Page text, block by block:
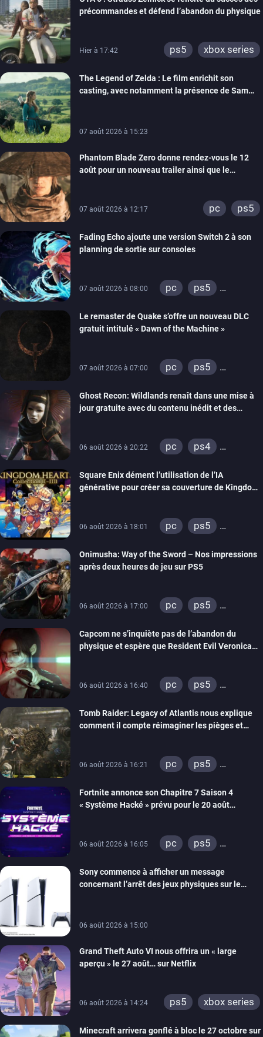
précommandes et défend l’abandon du physique
Hier à 17:42 ps5 xbox series
The Legend of Zelda : Le film enrichit son
casting, avec notamment la présence de Sam
07 août 2026 à 15:23
Phantom Blade Zero donne rendez-vous le 12
août pour un nouveau trailer ainsi que le
07 août 2026 à 12:17 pc ps5
Fading Echo ajoute une version Switch 2 à son
planning de sortie sur consoles
07 août 2026 à 08:00 pc
ps5
Le remaster de Quake s’offre un nouveau DLC
gratuit intitulé « Dawn of the Machine »
07 août 2026 à 07:00 pc
ps5
switch
ps4
xbox one
Ghost Recon: Wildlands renaît dans une mise à
jour gratuite avec du contenu inédit et des
06 août 2026 à 20:22 pc
ps4
Square Enix dément l’utilisation de l’IA
générative pour créer sa couverture de Kingdom
06 août 2026 à 18:01 pc
ps5
switch 2
Onimusha: Way of the Sword – Nos impressions
après deux heures de jeu sur PS5
06 août 2026 à 17:00 pc
ps5
switch 2
Capcom ne s’inquiète pas de l’abandon du
physique et espère que Resident Evil Veronica
06 août 2026 à 16:40 pc
ps5
switch 2
Tomb Raider: Legacy of Atlantis nous explique
comment il compte réimaginer les pièges et
06 août 2026 à 16:21 pc
ps5
switch 2
Fortnite annonce son Chapitre 7 Saison 4
« Système Hacké » prévu pour le 20 août
06 août 2026 à 16:05 pc
ps5
switch
ios
android
ps4
Sony commence à afficher un message
concernant l’arrêt des jeux physiques sur le
06 août 2026 à 15:00
Grand Theft Auto VI nous offrira un « large
aperçu » le 27 août… sur Netflix
06 août 2026 à 14:24 ps5 xbox series
Minecraft arrivera gonflé à bloc le 27 octobre sur